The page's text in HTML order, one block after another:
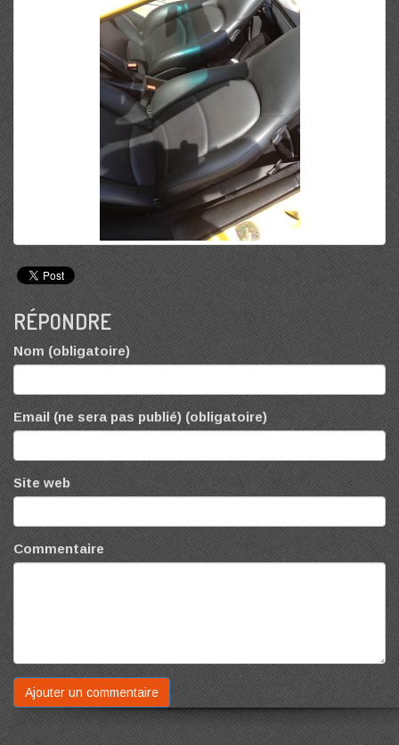
RÉPONDRE
Nom (obligatoire)
Email (ne sera pas publié) (obligatoire)
Site web
Commentaire